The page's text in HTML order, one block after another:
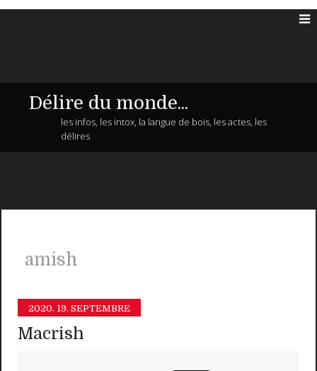
Délire du monde...
les infos, les intox, la langue de bois, les actes, les
délires
amish
2020. 19. SEPTEMBRE
Macrish